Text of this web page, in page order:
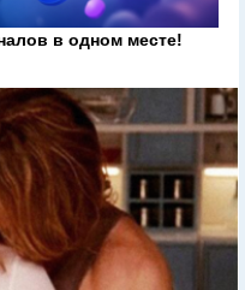
в одном месте!